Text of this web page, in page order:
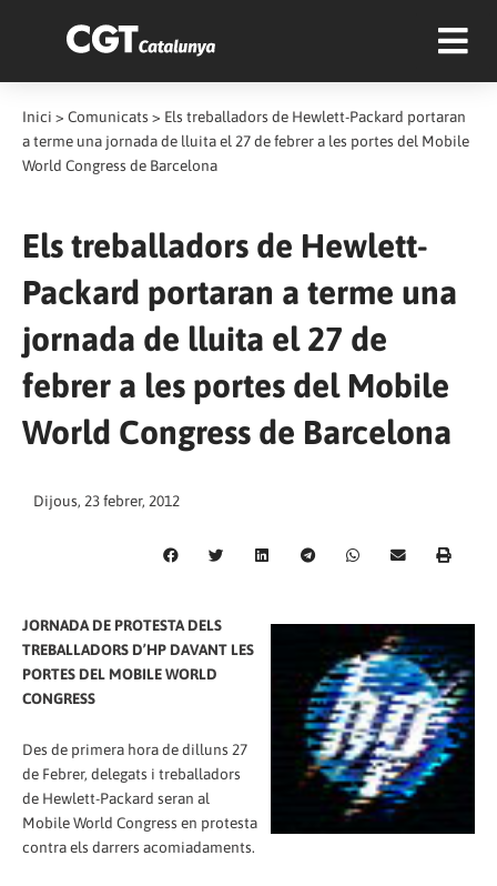
Inici > Comunicats > Els treballadors de Hewlett-Packard portaran
a terme una jornada de lluita el 27 de febrer a les portes del Mobile
World Congress de Barcelona
Els treballadors de Hewlett-
Packard portaran a terme una
jornada de lluita el 27 de
febrer a les portes del Mobile
World Congress de Barcelona
Dijous, 23 febrer, 2012
JORNADA DE PROTESTA DELS
TREBALLADORS D’HP DAVANT LES
PORTES DEL MOBILE WORLD
CONGRESS
Des de primera hora de dilluns 27
de Febrer, delegats i treballadors
de Hewlett-Packard seran al
Mobile World Congress en protesta
contra els darrers acomiadaments.